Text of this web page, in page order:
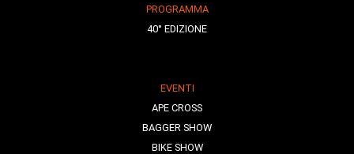
PROGRAMMA
40° EDIZIONE
EVENTI
APE CROSS
BAGGER SHOW
BIKE SHOW